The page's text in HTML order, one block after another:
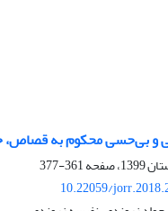
بی‌حسی محکوم به قصاص،
361-377
10.22059/